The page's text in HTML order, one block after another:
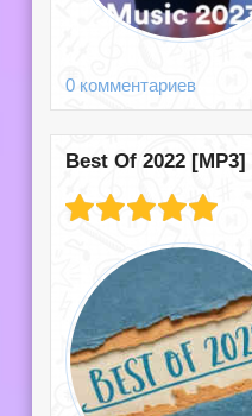
0 комментариев
Best Of 2022 [MP3]